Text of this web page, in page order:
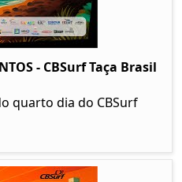
- CBSurf Taça Brasil
quarto dia do CBSurf